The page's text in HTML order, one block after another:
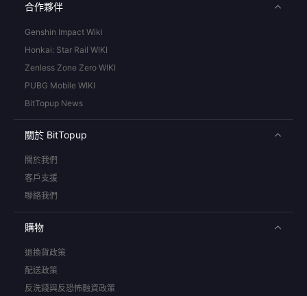
合作夥伴
Genshin Impact Wiki
Honkai: Star Rail WIKI
Zenless Zone Zero WIKI
PUBG Mobile WIKI
BitTopup News
關於 BitTopup
關於我們
客戶支援
聯絡我們
購物
退換貨政策
配送政策
反洗錢與反恐怖融資政策